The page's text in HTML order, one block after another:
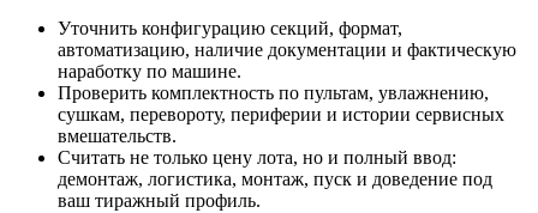
Уточнить конфигурацию секций, формат,
автоматизацию, наличие документации и фактическую
наработку по машине.
Проверить комплектность по пультам, увлажнению,
сушкам, перевороту, периферии и истории сервисных
вмешательств.
Считать не только цену лота, но и полный ввод:
демонтаж, логистика, монтаж, пуск и доведение под
ваш тиражный профиль.